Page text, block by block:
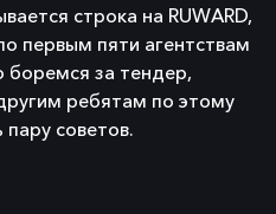
строка на RUWARD,
первым пяти агентствам
боремся за тендер,
ребятам по этому
советов.